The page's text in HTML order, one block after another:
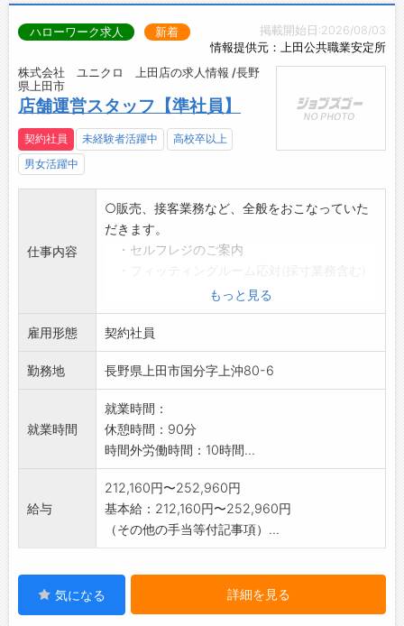
掲載開始日:2026/08/03
情報提供元：上田公共職業安定所
ハローワーク求人 新着
株式会社 ユニクロ 上田店の求人情報 /長野
県上田市
店舗運営スタッフ【準社員】
契約社員 未経験者活躍中
高校卒以上
男女活躍中
仕事内容
○販売、接客業務など、全般をおこなっていた
だきます。
・セルフレジのご案内
・パンツのお直し(ミシンでの縫製作業あり)
・商品整理
・商品陳列
・清掃 など
*雇用後の仕事の変更範囲:変更無し
*仕事内容の詳細と詳しい労働条件につきまし
ては、面接時にご
説明いたします。ご不明な点は当日お伺い
いたします。
もっと見る
雇用形態 契約社員
勤務地 長野県上田市国分字上沖80-6
就業時間
就業時間：
休憩時間：90分
時間外労働時間：10時間...
給与
212,160円〜252,960円
基本給：212,160円〜252,960円
（その他の手当等付記事項）...
気になる 詳細を見る